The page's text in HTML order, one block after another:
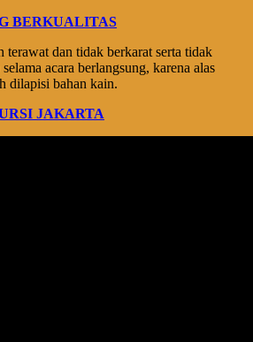
BERKUALITAS
terawat dan tidak berkarat serta tidak
acara berlangsung, karena alas
dilapisi bahan kain.
JAKARTA